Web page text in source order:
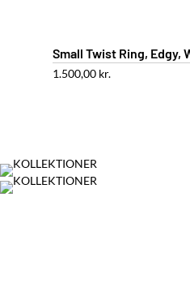
Small Twist Ring, Edgy,
1.500,00 kr.